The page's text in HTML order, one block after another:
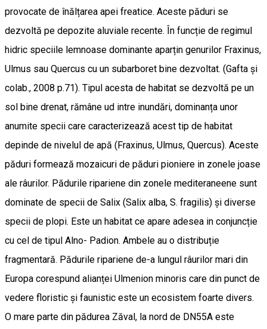
provocate de înălțarea apei freatice. Aceste păduri se
dezvoltă pe depozite aluviale recente. În funcție de regimul
hidric speciile lemnoase dominante aparțin genurilor Fraxinus,
Ulmus sau Quercus cu un subarboret bine dezvoltat. (Gafta și
colab., 2008 p.71). Tipul acesta de habitat se dezvoltă pe un
sol bine drenat, rămâne ud intre inundări, dominanța unor
anumite specii care caracterizează acest tip de habitat
depinde de nivelul de apă (Fraxinus, Ulmus, Quercus). Aceste
păduri formează mozaicuri de păduri pioniere in zonele joase
ale râurilor. Pădurile ripariene din zonele mediteraneene sunt
dominate de specii de Salix (Salix alba, S. fragilis) și diverse
specii de plopi. Este un habitat ce apare adesea in conjuncție
cu cel de tipul Alno- Padion. Ambele au o distribuție
fragmentară. Pădurile ripariene de-a lungul râurilor mari din
Europa corespund alianței Ulmenion minoris care din punct de
vedere floristic și faunistic este un ecosistem foarte divers.
O mare parte din pădurea Zăval, la nord de DN55A este